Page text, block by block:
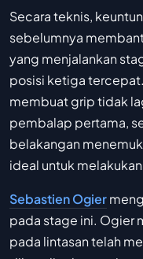
Secara teknis,
sebelumnya
yang menjalankan
posisi ketiga
membuat grip tidak
pembalap pertama,
belakangan
ideal untuk
Sebastien Ogier
pada stage ini. Ogier
pada lintasan telah